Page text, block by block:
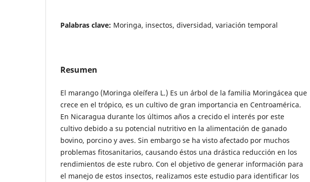
Palabras clave: Moringa, insectos, diversidad, variación temporal
Resumen
El marango (Moringa oleífera L.) Es un árbol de la familia Moringácea que
crece en el trópico, es un cultivo de gran importancia en Centroamérica.
En Nicaragua durante los últimos años a crecido el interés por este
cultivo debido a su potencial nutritivo en la alimentación de ganado
bovino, porcino y aves. Sin embargo se ha visto afectado por muchos
problemas fitosanitarios, causando éstos una drástica reducción en los
rendimientos de este rubro. Con el objetivo de generar información para
el manejo de estos insectos, realizamos este estudio para identificar los